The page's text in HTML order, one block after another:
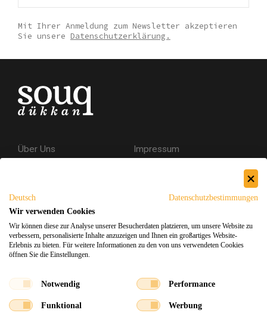
Mit Ihrer Anmeldung zum Newsletter akzeptieren
Sie unsere Datenschutzerklärung.
Über Uns
Impressum
Sicheres Einkaufen
Souq Dukkan 2026 Designx Entwicklung
Deutsch
Datenschutzbestimmungen
Wir verwenden Cookies
Wir können diese zur Analyse unserer Besucherdaten platzieren, um unsere Website zu
verbessern, personalisierte Inhalte anzuzeigen und Ihnen ein großartiges Website-
Erlebnis zu bieten. Für weitere Informationen zu den von uns verwendeten Cookies
öffnen Sie die Einstellungen.
Notwendig Performance
Funktional Werbung